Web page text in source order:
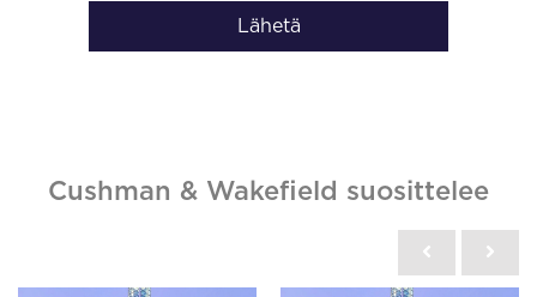
Lähetä
Cushman & Wakefield suosittelee